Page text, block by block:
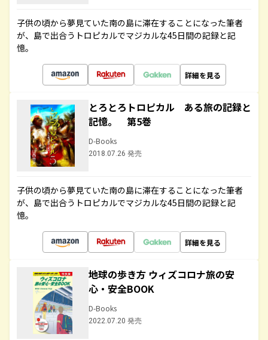
子供の頃から夢見ていた南の島に滞在することになった筆者
が、島で出合うトロピカルでマジカルな45日間の記録と記
憶。
詳細を見る
とろとろトロピカル ある旅の記録と
記憶。 第5巻
D-Books
2018.07.26 発売
子供の頃から夢見ていた南の島に滞在することになった筆者
が、島で出合うトロピカルでマジカルな45日間の記録と記
憶。
詳細を見る
地球の歩き方 ウィズコロナ旅の安
心・安全BOOK
D-Books
2022.07.20 発売